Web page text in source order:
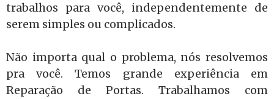
trabalhos para você, independentemente de
serem simples ou complicados.
Não importa qual o problema, nós resolvemos
pra você. Temos grande experiência em
Reparação de Portas. Trabalhamos com